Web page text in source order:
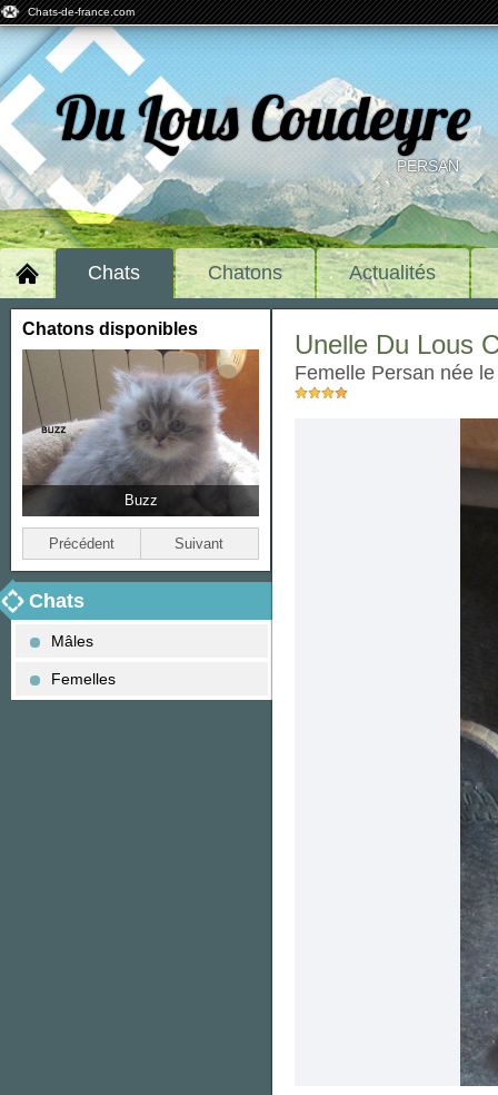
Chats-de-france.com
Du Lous Coudeyre
PERSAN
Chats Chatons Actualités
Chatons disponibles
Buzz
Précédent Suivant
Chats
Mâles
Femelles
Unelle Du Lous
femelle Persan née